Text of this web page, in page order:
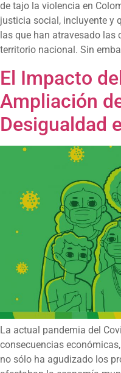
de tajo la violencia en
justicia social, incluyente y
las que han atravesado las
territorio nacional. Sin
El Impacto
Ampliación
Desigualdad
La actual pandemia del
consecuencias
no sólo ha agudizado los